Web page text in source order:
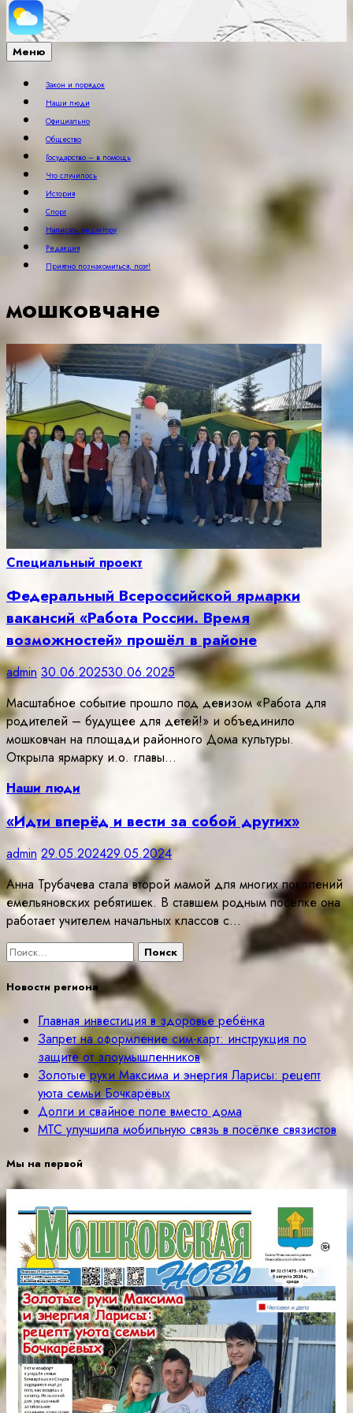
Меню
Закон и порядок
Наши люди
Официально
Общество
Государство – в помощь
Что случилось
История
Спорт
Написать редактору
Редакция
Приятно познакомиться, поэт!
мошковчане
Специальный проект
Федеральный Всероссийской ярмарки
вакансий «Работа России. Время
возможностей» прошёл в районе
admin 30.06.202530.06.2025
Масштабное событие прошло под девизом «Работа для
родителей – будущее для детей!» и объединило
мошковчан на площади районного Дома культуры.
Открыла ярмарку и.о. главы…
Наши люди
«Идти вперёд и вести за собой других»
admin 29.05.202429.05.2024
Анна Трубачева стала второй мамой для многих поколений
емельяновских ребятишек. В ставшем родным посёлке она
работает учителем начальных классов с…
Найти:
Новости региона
Главная инвестиция в здоровье ребёнка
Запрет на оформление сим-карт: инструкция по
защите от злоумышленников
Золотые руки Максима и энергия Ларисы: рецепт
уюта семьи Бочкарёвых
Долги и свайное поле вместо дома
МТС улучшила мобильную связь в посёлке связистов
Мы на первой